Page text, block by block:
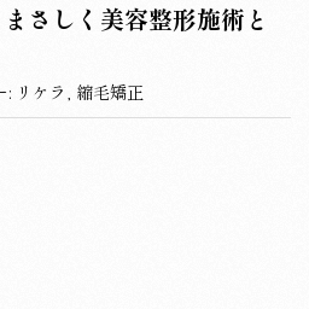
さしく美容整形施術と
: リケラ , 縮毛矯正